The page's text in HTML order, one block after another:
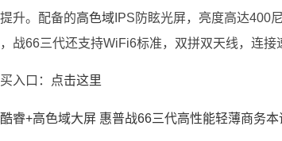
升。配备的高色域 IPS防眩光屏，亮度高达400
战66三代还支持WiFi6标准，双拼双天线，连接
口： 点击这里